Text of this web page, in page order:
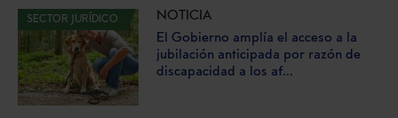
SECTOR JURÍDICO
NOTICIA
El Gobierno amplía el acceso a la
jubilación anticipada por razón de
discapacidad a los af...